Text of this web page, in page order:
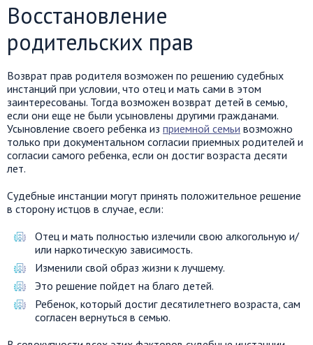
Восстановление
родительских прав
Возврат прав родителя возможен по решению судебных
инстанций при условии, что отец и мать сами в этом
заинтересованы. Тогда возможен возврат детей в семью,
если они еще не были усыновлены другими гражданами.
Усыновление своего ребенка из приемной семьи возможно
только при документальном согласии приемных родителей и
согласии самого ребенка, если он достиг возраста десяти
лет.
Судебные инстанции могут принять положительное решение
в сторону истцов в случае, если:
Отец и мать полностью излечили свою алкогольную и/
или наркотическую зависимость.
Изменили свой образ жизни к лучшему.
Это решение пойдет на благо детей.
Ребенок, который достиг десятилетнего возраста, сам
согласен вернуться в семью.